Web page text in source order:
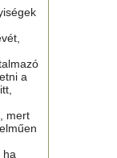
a
mert
ha